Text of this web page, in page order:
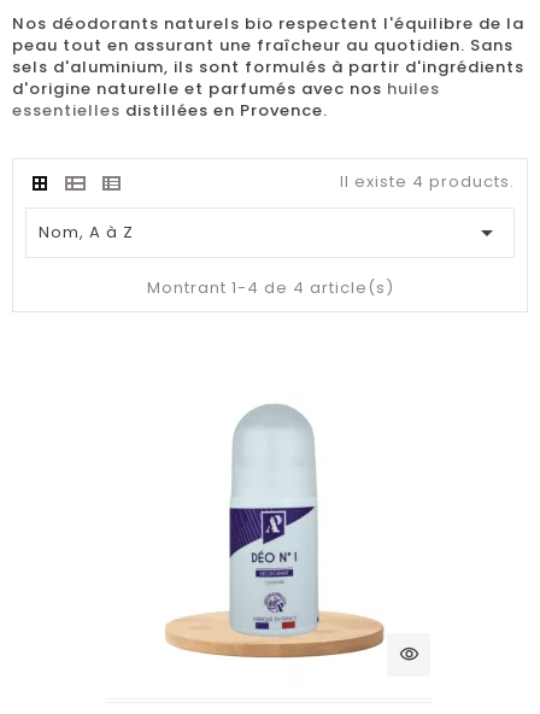
Nos déodorants naturels bio respectent l'équilibre de la
peau tout en assurant une fraîcheur au quotidien. Sans
sels d'aluminium, ils sont formulés à partir d'ingrédients
d'origine naturelle et parfumés avec nos huiles
essentielles distillées en Provence.
Il existe 4 products.
Nom, A à Z 
Montrant 1-4 de 4 article(s)
visibility